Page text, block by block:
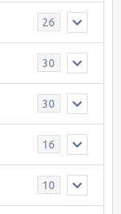
26
30
30
16
10